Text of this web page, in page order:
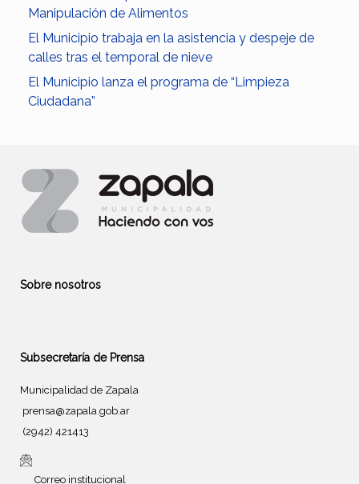
Manipulación de Alimentos
El Municipio trabaja en la asistencia y despeje de
calles tras el temporal de nieve
El Municipio lanza el programa de “Limpieza
Ciudadana”
Sobre nosotros
Subsecretaría de Prensa
Municipalidad de Zapala
prensa@zapala.gob.ar
(2942) 421413
Correo institucional